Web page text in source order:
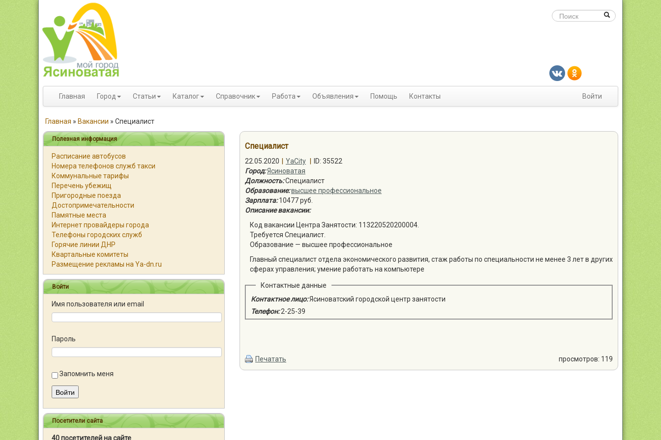
Главная Город Статьи Каталог Справочник Работа Объявления Помощь Контакты Войти
Главная » Вакансии » Специалист
Полезная информация
Расписание автобусов
Номера телефонов служб такси
Коммунальные тарифы
Перечень убежищ
Пригородные поезда
Достопримечательности
Памятные места
Интернет провайдеры города
Телефоны городских служб
Горячие линии ДНР
Квартальные комитеты
Размещение рекламы на Ya-dn.ru
Войти
Имя пользователя или email
Пароль
Запомнить меня
Войти
Посетители сайта
40 посетителей на сайте
Специалист
22.05.2020 YaCity
ID: 35522
Город:Ясиноватая
Должность:Специалист
Образование:высшее профессиональное
Зарплата: 10477 руб.
Описание вакансии:
Код вакансии Центра Занятости: 113220520200004.
Требуется Специалист.
Образование — высшее профессиональное
Главный специалист отдела экономического развития, стаж работы по специальности не менее 3 лет в других
сферах управления; умение работать на компьютере
Контактные данные
Контактное лицо:Ясиноватский городской центр занятости
Телефон:2-25-39
Печатать просмотров: 119